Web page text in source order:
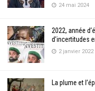
24 mai 2024
2022, année
d’incertitudes
2 janvier 2022
La plume et